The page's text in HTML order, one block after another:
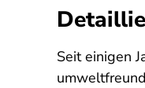
Seit einigen